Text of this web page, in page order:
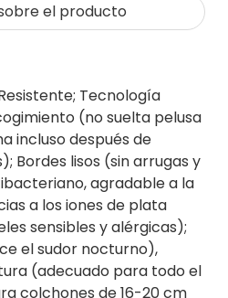
el producto
Tecnología
(no suelta pelusa
incluso después de
Bordes lisos (sin arrugas y
agradable a la
a los iones de plata
sensibles y alérgicas);
el sudor nocturno),
(adecuado para todo el
colchones de 16-20 cm